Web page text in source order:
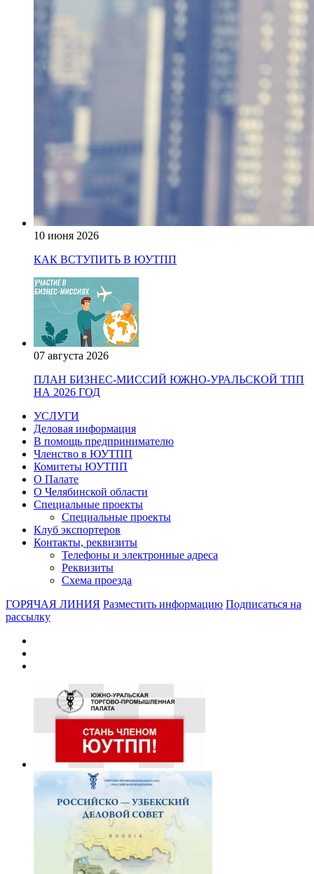
10 июня 2026
КАК ВСТУПИТЬ В ЮУТПП
07 августа 2026
ПЛАН БИЗНЕС-МИССИЙ ЮЖНО-УРАЛЬСКОЙ ТПП
НА 2026 ГОД
УСЛУГИ
Деловая информация
В помощь предпринимателю
Членство в ЮУТПП
Комитеты ЮУТПП
О Палате
О Челябинской области
Специальные проекты
Специальные проекты
Клуб экспортеров
Контакты, реквизиты
Телефоны и электронные адреса
Реквизиты
Схема проезда
ГОРЯЧАЯ ЛИНИЯ Разместить информацию Подписаться на
рассылку